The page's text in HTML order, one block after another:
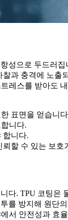
성으로 두드러
과 충격에 노
레스를 받아도
표면을 얻습니
니다.
합니다.
할 수 있는 보호
다. TPU 코팅은
를 방지해 원단
서 안전성과 효